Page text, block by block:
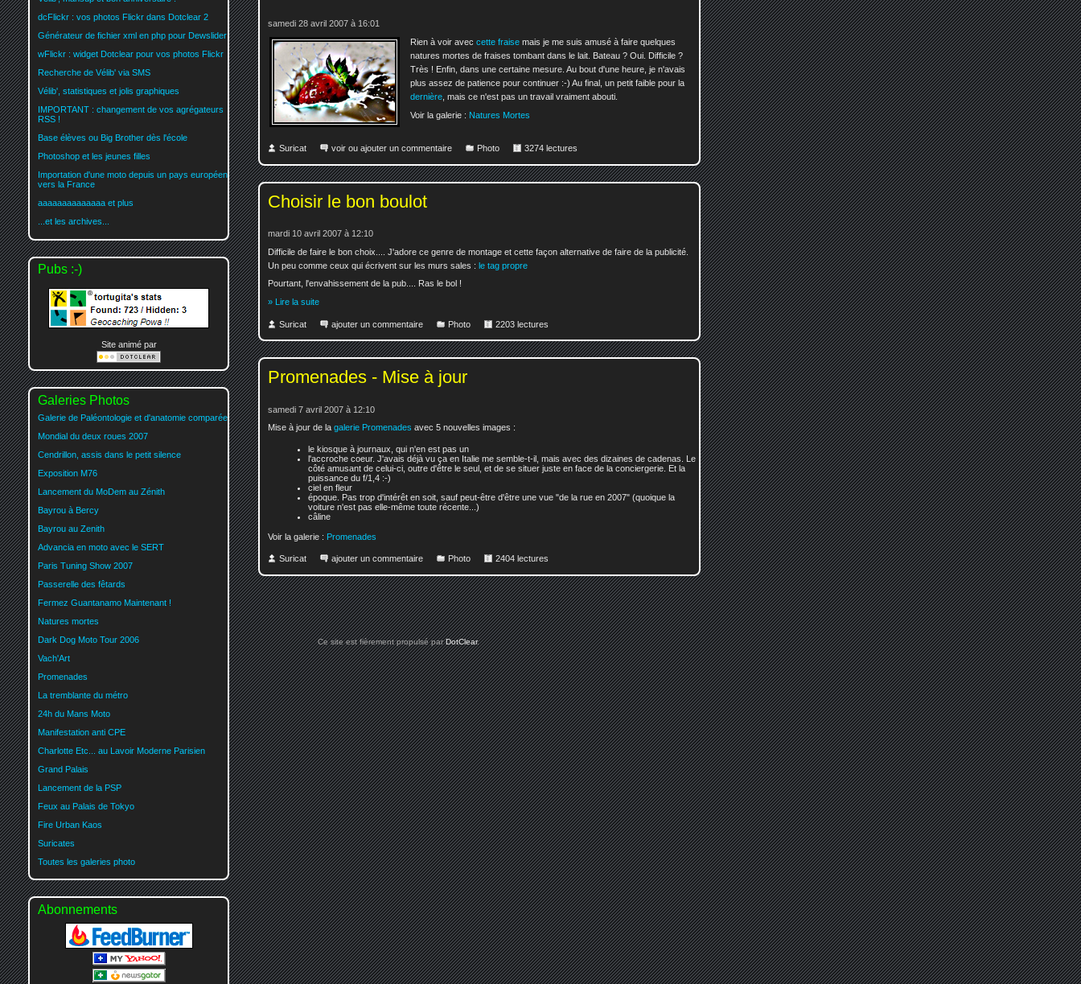
samedi 28 avril 2007 à 16:01
Rien à voir aveccette fraise mais je me suis amusé à faire quelques
natures mortes de fraises tombant dans le lait. Bateau ? Oui. Difficile ?
Très ! Enfin, dans une certaine mesure. Au bout d'une heure, je n'avais
plus assez de patience pour continuer :-) Au final, un petit faible pour la
dernière , mais ce n'est pas un travail vraiment abouti.
Voir la galerie : Natures Mortes
Suricat voir ou ajouter un commentaire Photo 3274 lectures
Choisir le bon boulot
mardi 10 avril 2007 à 12:10
Difficile de faire le bon choix.... J'adore ce genre de montage et cette façon alternative de faire de la publicité.
Un peu comme ceux qui écrivent sur les murs sales : le tag propre
Pourtant, l'envahissement de la pub.... Ras le bol !
» Lire la suite
Suricat ajouter un commentaire Photo 2203 lectures
Promenades - Mise à jour
samedi 7 avril 2007 à 12:10
Mise à jour de la galerie Promenades avec 5 nouvelles images :
le kiosque à journaux, qui n'en est pas un
l'accroche coeur. J'avais déjà vu ça en Italie me semble-t-il, mais avec des dizaines de cadenas. Le
côté amusant de celui-ci, outre d'être le seul, et de se situer juste en face de la conciergerie. Et la
puissance du f/1,4 :-)
ciel en fleur
époque. Pas trop d'intérêt en soit, sauf peut-être d'être une vue "de la rue en 2007" (quoique la
voiture n'est pas elle-même toute récente...)
câline
Voir la galerie : Promenades
Suricat ajouter un commentaire Photo 2404 lectures
dcFlickr : vos photos Flickr dans Dotclear 2
Générateur de fichier xml en php pour Dewslider
wFlickr : widget Dotclear pour vos photos Flickr
Recherche de Vélib' via SMS
Vélib', statistiques et jolis graphiques
IMPORTANT : changement de vos agrégateurs
RSS !
Base élèves ou Big Brother dès l'école
Photoshop et les jeunes filles
Importation d'une moto depuis un pays européen
vers la France
aaaaaaaaaaaaaa et plus
...et les archives...
Pubs :-)
Site animé par
Galeries Photos
Galerie de Paléontologie et d'anatomie comparée
Mondial du deux roues 2007
Cendrillon, assis dans le petit silence
Exposition M76
Lancement du MoDem au Zénith
Bayrou à Bercy
Bayrou au Zenith
Advancia en moto avec le SERT
Paris Tuning Show 2007
Passerelle des fêtards
Fermez Guantanamo Maintenant !
Natures mortes
Dark Dog Moto Tour 2006
Vach'Art
Promenades
La tremblante du métro
24h du Mans Moto
Manifestation anti CPE
Charlotte Etc... au Lavoir Moderne Parisien
Grand Palais
Lancement de la PSP
Feux au Palais de Tokyo
Fire Urban Kaos
Suricates
Toutes les galeries photo
Abonnements
Ce site est fièrement propulsé parDotClear.